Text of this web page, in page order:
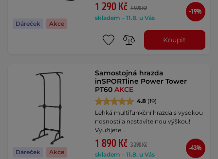
Dáreček Akce
1 290 Kč 1 590 Kč
skladem – 11.8. u Vás
-19%
Koupit
Dáreček Akce
Samostojná hrazda
inSPORTline Power Tower
PT60AKCE
4.8 (19)
Lehká multifunkční hrazda s vysokou
nosností a nastavitelnou výškou!
Využijete …
1 890 Kč 3 290 Kč
skladem – 11.8. u Vás
-43%